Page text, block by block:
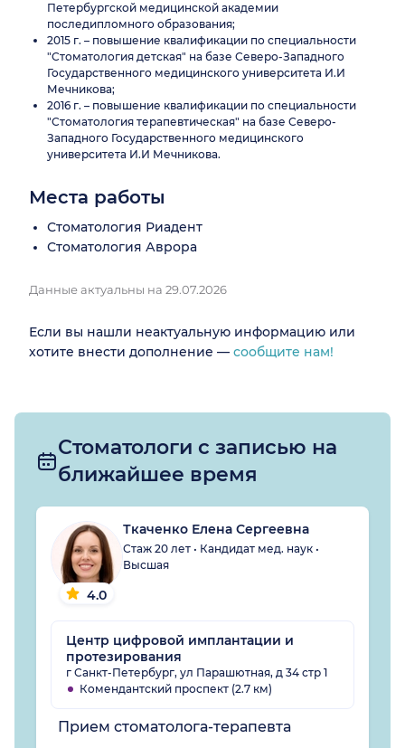
Петербургской медицинской академии
последипломного образования;
2015 г. – повышение квалификации по специальности
"Стоматология детская" на базе Северо-Западного
Государственного медицинского университета И.И
Мечникова;
2016 г. – повышение квалификации по специальности
"Стоматология терапевтическая" на базе Северо-
Западного Государственного медицинского
университета И.И Мечникова.
Места работы
Стоматология Риадент
Стоматология Аврора
Данные актуальны на 29.07.2026
Если вы нашли неактуальную информацию или
хотите внести дополнение — сообщите нам!
Стоматологи с записью на
ближайшее время
4.0
Ткаченко Елена Сергеевна
Стаж 20 лет • Кандидат мед. наук •
Высшая
Центр цифровой имплантации и
протезирования
г Санкт-Петербург, ул Парашютная, д 34 стр 1
Комендантский проспект (2.7 км)
Прием стоматолога-терапевта